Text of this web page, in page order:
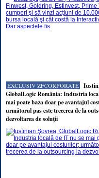
EXCLUSIV ZFCORPORATE
GlobalLogic România: Industria
mai poate baza doar pe avantajul
următorul pas este trecerea de la
dezvoltarea de soluţii